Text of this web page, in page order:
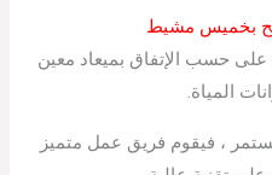
بخميس مشيط
على حسب الإتفاق بميعاد معين
المياة.
، فيقوم فريق عمل متميز